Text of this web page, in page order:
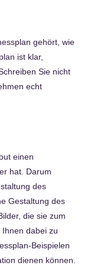
gehört, wie
ist klar,
Sie nicht
echt
einen
hat. Darum
des
Gestaltung des
die sie zum
dabei zu
Beispielen
dienen können.